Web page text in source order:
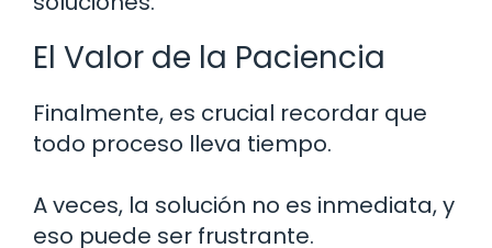
El Valor de la Paciencia
Finalmente, es crucial recordar que
todo proceso lleva tiempo.
A veces, la solución no es inmediata, y
eso puede ser frustrante.